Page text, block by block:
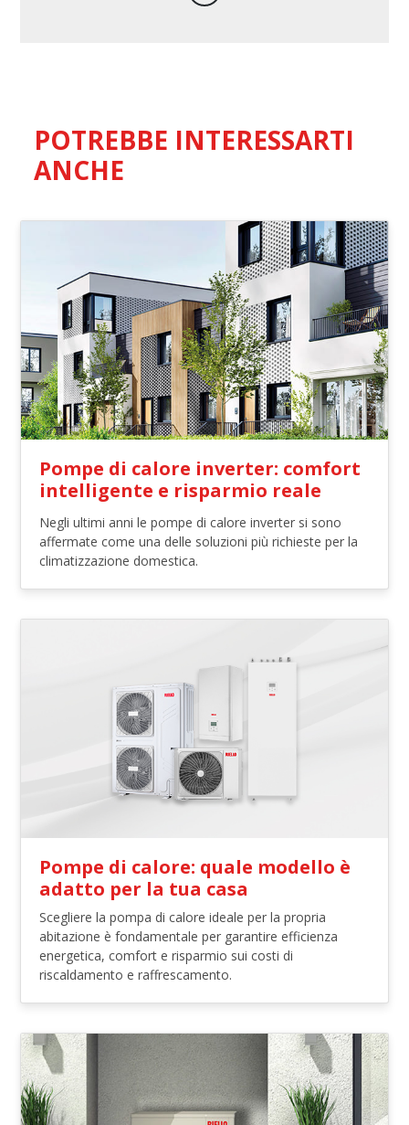
POTREBBE INTERESSARTI
ANCHE
Pompe di calore inverter: comfort
intelligente e risparmio reale
Negli ultimi anni le pompe di calore inverter si sono
affermate come una delle soluzioni più richieste per la
climatizzazione domestica.
Pompe di calore: quale modello è
adatto per la tua casa
Scegliere la pompa di calore ideale per la propria
abitazione è fondamentale per garantire efficienza
energetica, comfort e risparmio sui costi di
riscaldamento e raffrescamento.